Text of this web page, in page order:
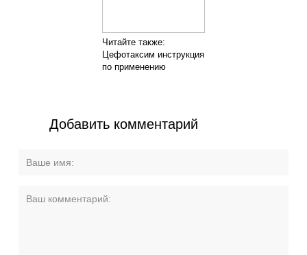
Читайте также:
Цефотаксим инструкция
по применению
Добавить комментарий